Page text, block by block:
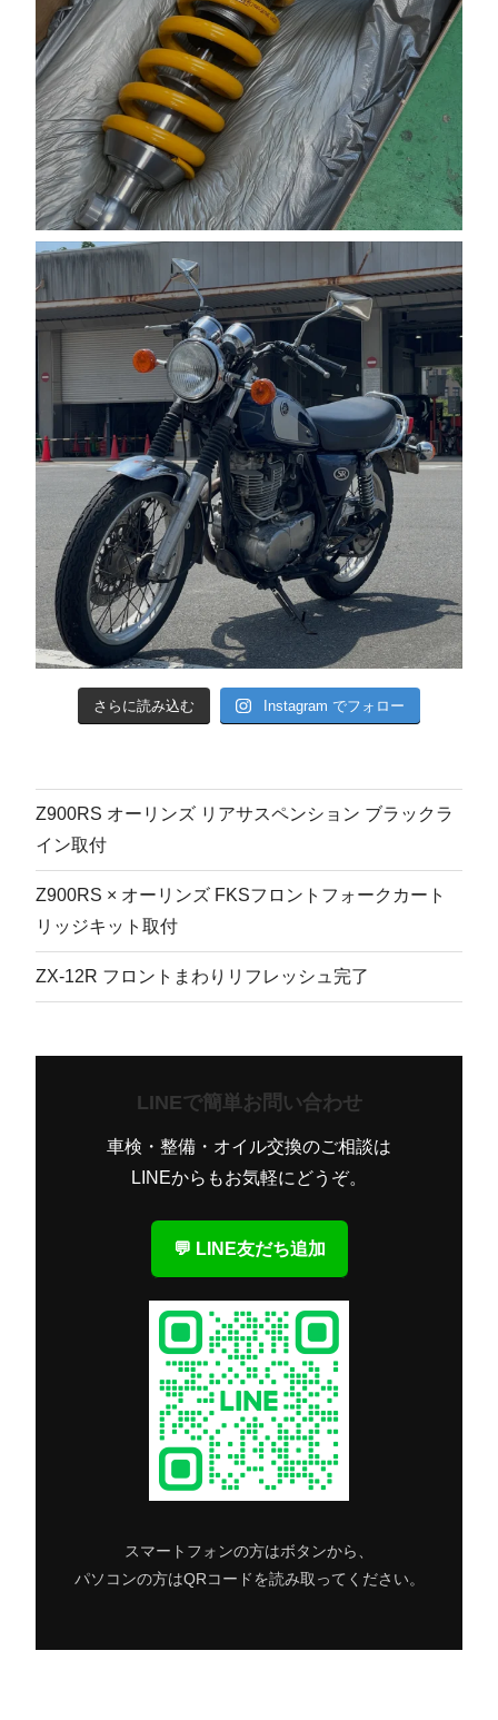
さらに読み込む Instagram でフォロー
Z900RS オーリンズ リアサスペンション ブラックラ
イン取付
Z900RS × オーリンズ FKSフロントフォークカート
リッジキット取付
ZX-12R フロントまわりリフレッシュ完了
LINEで簡単お問い合わせ
車検・整備・オイル交換のご相談は
LINEからもお気軽にどうぞ。
💬 LINE友だち追加
スマートフォンの方はボタンから、
パソコンの方はQRコードを読み取ってください。